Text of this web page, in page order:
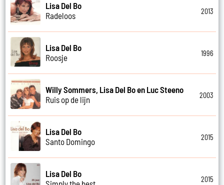
Lisa Del Bo
Radeloos
2013
Lisa Del Bo
Roosje
1996
Willy Sommers, Lisa Del Bo en Luc Steeno
Ruis op de lijn
2003
Lisa Del Bo
Santo Domingo
2015
Lisa Del Bo
2015